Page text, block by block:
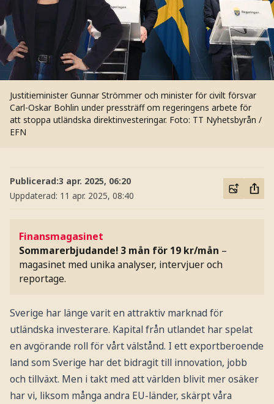
Justitieminister Gunnar Strömmer och minister för civilt försvar
Carl-Oskar Bohlin under pressträff om regeringens arbete för
att stoppa utländska direktinvesteringar. Foto: TT Nyhetsbyrån /
EFN
Publicerad:3 apr. 2025, 06:20
Uppdaterad: 11 apr. 2025, 08:40
Finansmagasinet
Sommarerbjudande! 3 mån för 19 kr/mån –
magasinet med unika analyser, intervjuer och
reportage.
Sverige har länge varit en attraktiv marknad för
utländska investerare. Kapital från utlandet har spelat
en avgörande roll för vårt välstånd. I ett exportberoende
land som Sverige har det bidragit till innovation, jobb
och tillväxt. Men i takt med att världen blivit mer osäker
har vi, liksom många andra EU-länder, skärpt våra